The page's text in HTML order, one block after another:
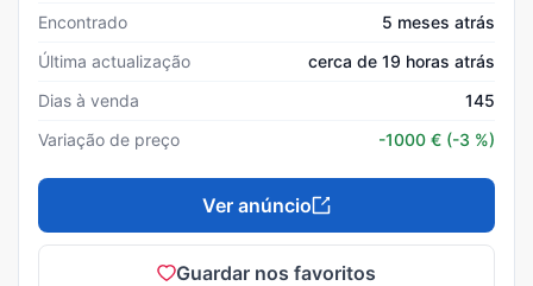
Encontrado
5 meses atrás
Última actualização
cerca de 19 horas atrás
Dias à venda
145
Variação de preço
-1000 € (-3 %)
Ver anúncio
Guardar nos favoritos